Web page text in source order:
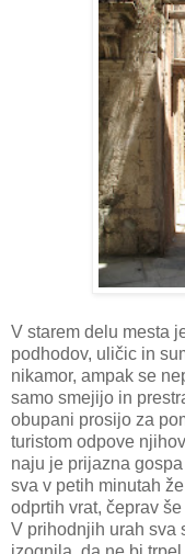
V starem delu mesta
podhodov, uličic in
nikamor, ampak se
samo smejijo in
obupani prosijo za
turistom odpove
naju je prijazna
sva v petih minutah
odprtih vrat, čeprav
V prihodnjih urah sva